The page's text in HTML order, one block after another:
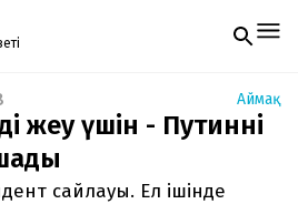
ай сайын электронды
Жаңа нөмір
Аймақ
жеңу үшін - Путиннің
сайлауы. Ел ішінде